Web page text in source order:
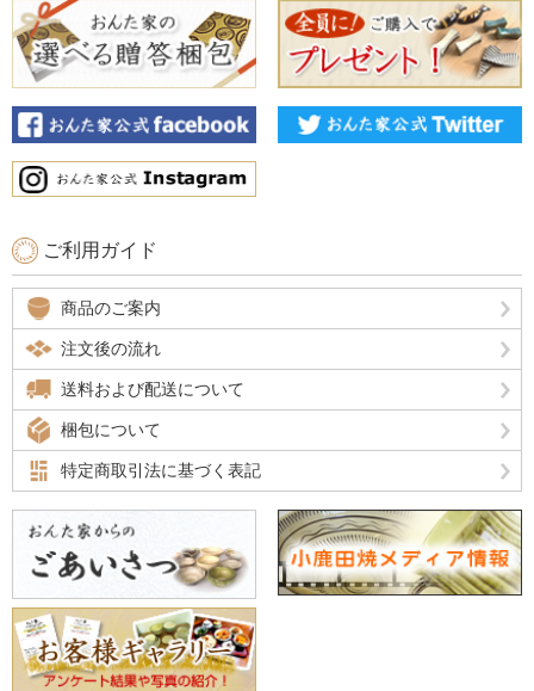
ご利用ガイド
商品のご案内
注文後の流れ
送料および配送について
梱包について
特定商取引法に基づく表記